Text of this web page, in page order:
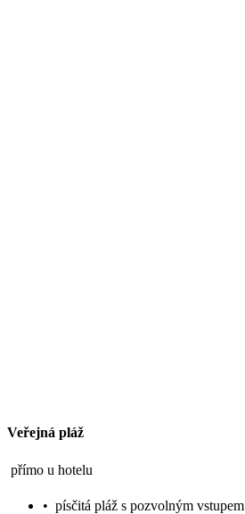
Veřejná pláž
přímo u hotelu
• písčitá pláž s pozvolným vstupem